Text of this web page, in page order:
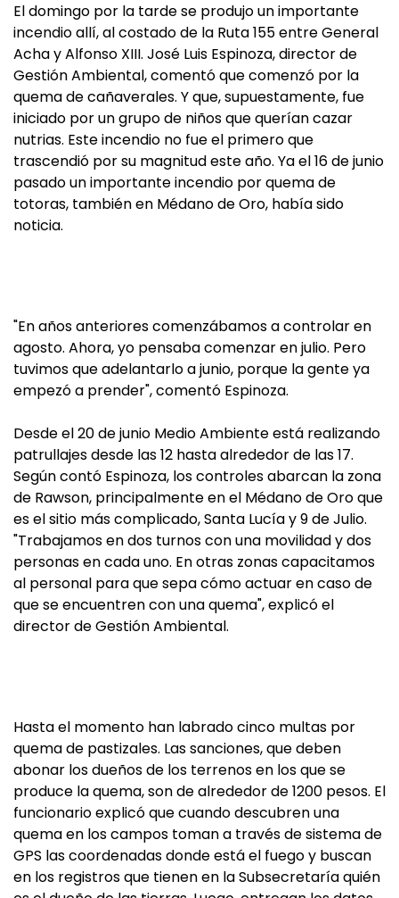
El domingo por la tarde se produjo un importante
incendio allí, al costado de la Ruta 155 entre General
Acha y Alfonso XIII. José Luis Espinoza, director de
Gestión Ambiental, comentó que comenzó por la
quema de cañaverales. Y que, supuestamente, fue
iniciado por un grupo de niños que querían cazar
nutrias. Este incendio no fue el primero que
trascendió por su magnitud este año. Ya el 16 de junio
pasado un importante incendio por quema de
totoras, también en Médano de Oro, había sido
noticia.
"En años anteriores comenzábamos a controlar en
agosto. Ahora, yo pensaba comenzar en julio. Pero
tuvimos que adelantarlo a junio, porque la gente ya
empezó a prender", comentó Espinoza.
Desde el 20 de junio Medio Ambiente está realizando
patrullajes desde las 12 hasta alrededor de las 17.
Según contó Espinoza, los controles abarcan la zona
de Rawson, principalmente en el Médano de Oro que
es el sitio más complicado, Santa Lucía y 9 de Julio.
"Trabajamos en dos turnos con una movilidad y dos
personas en cada uno. En otras zonas capacitamos
al personal para que sepa cómo actuar en caso de
que se encuentren con una quema", explicó el
director de Gestión Ambiental.
Hasta el momento han labrado cinco multas por
quema de pastizales. Las sanciones, que deben
abonar los dueños de los terrenos en los que se
produce la quema, son de alrededor de 1200 pesos. El
funcionario explicó que cuando descubren una
quema en los campos toman a través de sistema de
GPS las coordenadas donde está el fuego y buscan
en los registros que tienen en la Subsecretaría quién